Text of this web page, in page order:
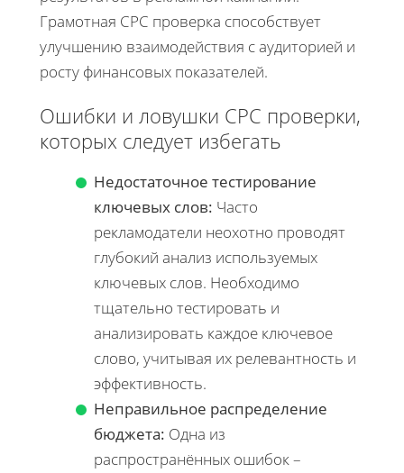
Грамотная CPC проверка способствует
улучшению взаимодействия с аудиторией и
росту финансовых показателей.
Ошибки и ловушки CPC проверки,
которых следует избегать
Недостаточное тестирование
ключевых слов: Часто
рекламодатели неохотно проводят
глубокий анализ используемых
ключевых слов. Необходимо
тщательно тестировать и
анализировать каждое ключевое
слово, учитывая их релевантность и
эффективность.
Неправильное распределение
бюджета: Одна из
распространённых ошибок –